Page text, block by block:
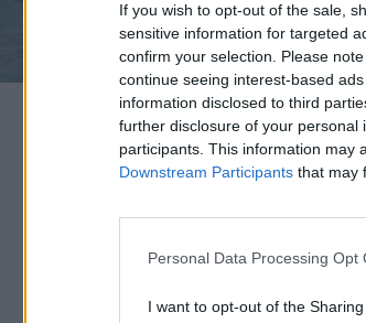
If you wish to opt-out of the sale,
sensitive information for targeted
confirm your selection. Please
continue seeing interest-based
information disclosed to third
further disclosure of your personal
participants. This information may
Downstream Participants that may
Personal Data Processing Opt
I want to opt-out of the
τραγικό περιστατικό
πνιγμό 16χρονου